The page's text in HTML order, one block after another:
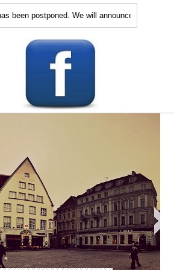
We will announce the next time soon.